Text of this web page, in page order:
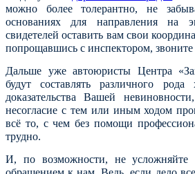
можно более толерантно, не
основаниях для направления на
свидетелей оставить вам свои
попрощавшись с инспектором,
Дальше уже автоюристы Центра
будут составлять различного рода
доказательства Вашей
несогласие с тем или иным ходом
всё то, с чем без помощи
трудно.
И, по возможности, не усложняйте